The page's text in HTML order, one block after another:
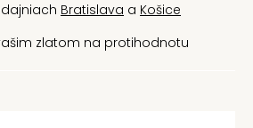
Bratislava a Košice
zlatom na protihodnotu